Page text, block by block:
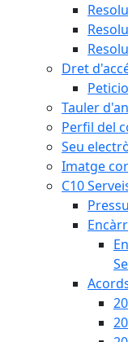
Dret
Tauler
Perfil del
Seu
Imatge
C10